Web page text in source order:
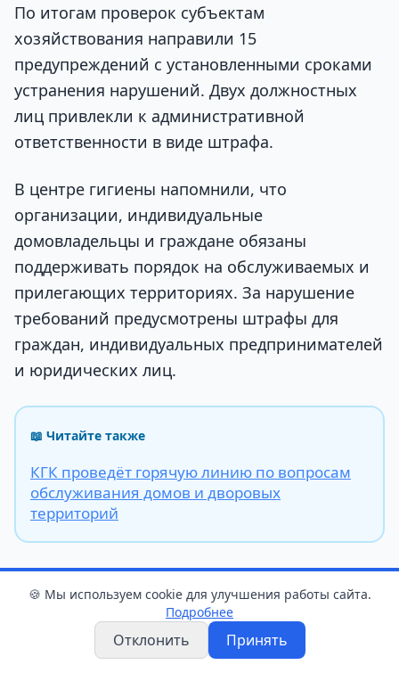
По итогам проверок субъектам
хозяйствования направили 15
предупреждений с установленными сроками
устранения нарушений. Двух должностных
лиц привлекли к административной
ответственности в виде штрафа.
В центре гигиены напомнили, что
организации, индивидуальные
домовладельцы и граждане обязаны
поддерживать порядок на обслуживаемых и
прилегающих территориях. За нарушение
требований предусмотрены штрафы для
граждан, индивидуальных предпринимателей
и юридических лиц.
📖 Читайте также
КГК проведёт горячую линию по вопросам
обслуживания домов и дворовых
территорий
благоустройство
нарушения
дворовые территории
санстанция
🍪 Мы используем cookie для улучшения работы сайта.
Подробнее
Отклонить Принять